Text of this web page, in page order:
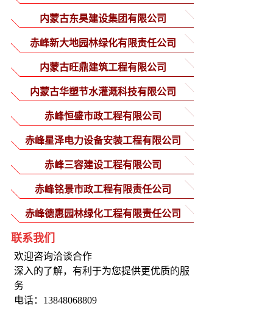
内蒙古东昊建设集团有限公司
赤峰新大地园林绿化有限责任公司
内蒙古旺鼎建筑工程有限公司
内蒙古华塑节水灌溉科技有限公司
赤峰恒盛市政工程有限公司
赤峰星泽电力设备安装工程有限公司
赤峰三容建设工程有限公司
赤峰铭景市政工程有限责任公司
赤峰德惠园林绿化工程有限责任公司
联系我们
欢迎咨询洽谈合作
深入的了解，有利于为您提供更优质的服
务
电话：13848068809